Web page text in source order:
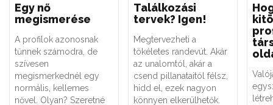
Egy nő
megismerése
A profilok azonosnak
tűnnek számodra, de
szívesen
megismerkednél egy
normális, kellemes
nővel. Olyan? Szeretné
Találkozási
tervek? Igen!
Megtervezheti a
tökéletes randevút. Akár
az unalomtól, akár a
csend pillanataitól félsz,
hidd el, ezek nagyon
könnyen elkerülhetők.